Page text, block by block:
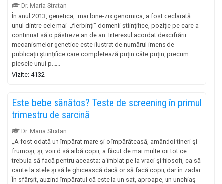
Dr. Maria Stratan
În anul 2013, genetica, mai bine-zis genomica, a fost declarată
unul dintre cele mai „fierbinți” domenii științifice, poziție pe care a
continuat să o păstreze an de an. Interesul acordat descifrării
mecanismelor genetice este ilustrat de numărul imens de
publicații științifice care completează puțin câte puțin, precum
piesele unui p......
Vizite: 4132
Este bebe sănătos? Teste de screening în primul
trimestru de sarcină
Dr. Maria Stratan
„A fost odată un împărat mare şi o împărăteasă, amândoi tineri şi
frumoşi, şi, voind să aibă copii, a făcut de mai multe ori tot ce
trebuia să facă pentru aceasta; a îmblat pe la vraci şi filosofi, ca să
caute la stele şi să le ghicească dacă or să facă copii; dar în zadar.
În sfârşit, auzind împăratul că este la un sat, aproape, un unchiaş